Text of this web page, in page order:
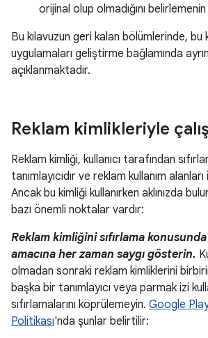
orijinal olup olmadığını
Bu kılavuzun geri kalan bölümlerinde,
uygulamaları geliştirme bağlamında
açıklanmaktadır.
Reklam kimlikleriyle
Reklam kimliği, kullanıcı tarafından
tanımlayıcıdır ve reklam kullanım
Ancak bu kimliği kullanırken aklınızda
bazı önemli noktalar vardır:
Reklam kimliğini sıfırlama konusunda
amacına her zaman saygı gösterin.
olmadan sonraki reklam kimliklerini
başka bir tanımlayıcı veya parmak izi
sıfırlamalarını köprülemeyin. Google
Politikası'nda şunlar belirtilir: